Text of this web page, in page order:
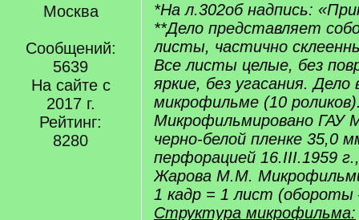
Москва
Сообщений:
5639
На сайте с
2017 г.
Рейтинг:
8280
*На л.302об надпись:
**Дело представляет
листы, частично
Все листы целые, без
яркие, без угасания.
микрофильме (10
Микрофильмировано ГАУ
черно-белой пленке 35,0
перфорацией 16.III.1959
Жарова М.М.
1 кадр = 1 лист (обороты
Структура микрофильма: